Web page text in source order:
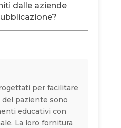
dalle aziende
per facilitare
paziente sono
educativi con
La loro fornitura